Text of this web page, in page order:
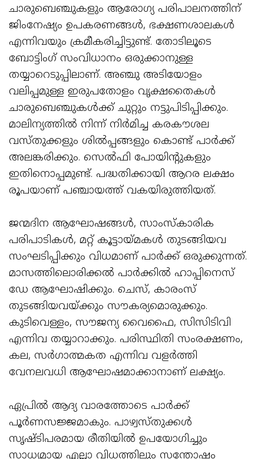
ചാരുബെഞ്ചുകളും ആരോഗ്യ പരിപാലനത്തിന്
ജിംനേഷ്യം ഉപകരണങ്ങള്‍, ഭക്ഷണശാലകള്‍
എന്നിവയും ക്രമീകരിച്ചിട്ടുണ്ട്. തോടിലൂടെ
ബോട്ടിംഗ് സംവിധാനം ഒരുക്കാനുള്ള
തയ്യാറെടുപ്പിലാണ്. അഞ്ചു അടിയോളം
വലിപ്പമുള്ള ഇരുപതോളം വൃക്ഷതൈകള്‍
ചാരുബെഞ്ചുകള്‍ക്ക് ചുറ്റും നട്ടുപിടിപ്പിക്കും.
മാലിന്യത്തില്‍ നിന്ന് നിര്‍മിച്ച കരകൗശല
വസ്തുക്കളും ശില്‍പ്പങ്ങളും കൊണ്ട് പാര്‍ക്ക്
അലങ്കരിക്കും. സെല്‍ഫി പോയിന്റുകളും
ഇതിനൊപ്പമുണ്ട്. പദ്ധതിക്കായി ആറര ലക്ഷം
രൂപയാണ് പഞ്ചായത്ത് വകയിരുത്തിയത്.
ജന്മദിന ആഘോഷങ്ങള്‍, സാംസ്‌കാരിക
പരിപാടികള്‍, മറ്റ് കൂട്ടായ്മകള്‍ തുടങ്ങിയവ
സംഘടിപ്പിക്കും വിധമാണ് പാര്‍ക്ക് ഒരുക്കുന്നത്.
മാസത്തിലൊരിക്കല്‍ പാര്‍ക്കില്‍ ഹാപ്പിനെസ്
ഡേ ആഘോഷിക്കും. ചെസ്, കാരംസ്
തുടങ്ങിയവയ്ക്കും സൗകര്യമൊരുക്കും.
കുടിവെള്ളം, സൗജന്യ വൈഫൈ, സിസിടിവി
എന്നിവ തയ്യാറാക്കും. പരിസ്ഥിതി സംരക്ഷണം,
കല, സര്‍ഗാത്മകത എന്നിവ വളര്‍ത്തി
വേനലവധി ആഘോഷമാക്കാനാണ് ലക്ഷ്യം.
ഏപ്രില്‍ ആദ്യ വാരത്തോടെ പാര്‍ക്ക്
പൂര്‍ണസജ്ജമാകും. പാഴ്വസ്തുക്കള്‍
സൃഷ്ടിപരമായ രീതിയില്‍ ഉപയോഗിച്ചും
സാധ്യമായ എല്ലാ വിധത്തിലും സന്തോഷം